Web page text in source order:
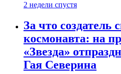
2 недели спустя
За что создатель
космонавта: на
«Звезда»
Гая Северина